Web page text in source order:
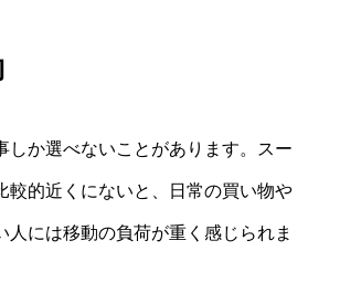
か選べないことがあります。スー
較的近くにないと、日常の買い物や
には移動の負荷が重く感じられま